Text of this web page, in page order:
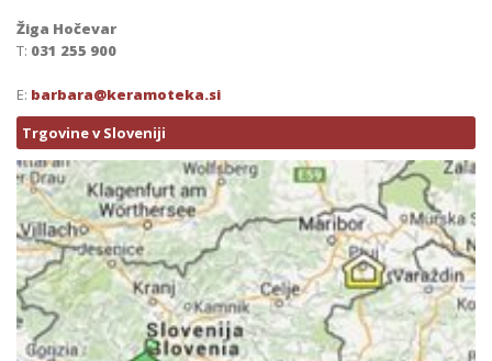
Žiga Hočevar
T: 031 255 900
E: barbara@keramoteka.si
Trgovine v Sloveniji